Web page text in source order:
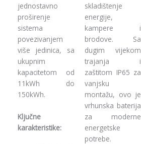
jednostavno
proširenje
sistema
povezivanjem
više jedinica, sa
ukupnim
kapacitetom od
11kWh do
150kWh.
Ključne
karakteristike:
skladištenje
energije,
kampere i
brodove. Sa
dugim vijekom
trajanja i
zaštitom IP65 za
vanjsku
montažu, ovo je
vrhunska baterija
za moderne
energetske
potrebe.